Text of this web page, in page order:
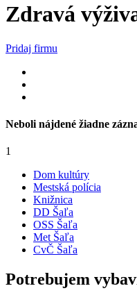
Zdravá
Pridaj firmu
Neboli nájdené žiadne
1
Dom kultúry
Mestská polícia
Knižnica
DD Šaľa
OSS Šaľa
Met Šaľa
CvČ Šaľa
Potrebujem